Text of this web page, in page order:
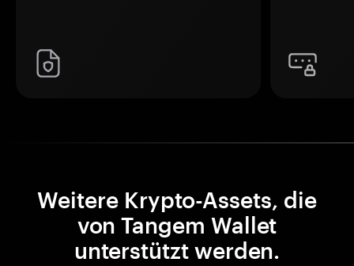
Weitere Krypto-Assets, die
von Tangem Wallet
unterstützt werden.